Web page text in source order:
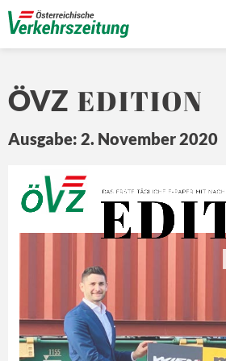
ÖVZ EDITION
Ausgabe: 2. November 2020
Z
Ö DAS ERSTE TÄ GLICHE E- PAPER MIT NA